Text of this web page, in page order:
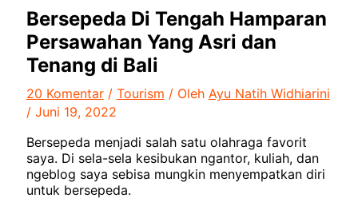
Bersepeda Di Tengah Hamparan
Persawahan Yang Asri dan
Tenang di Bali
20 Komentar / Tourism / Oleh Ayu Natih Widhiarini
/ Juni 19, 2022
Bersepeda menjadi salah satu olahraga favorit
saya. Di sela-sela kesibukan ngantor, kuliah, dan
ngeblog saya sebisa mungkin menyempatkan diri
untuk bersepeda.
o
r
i
e
s